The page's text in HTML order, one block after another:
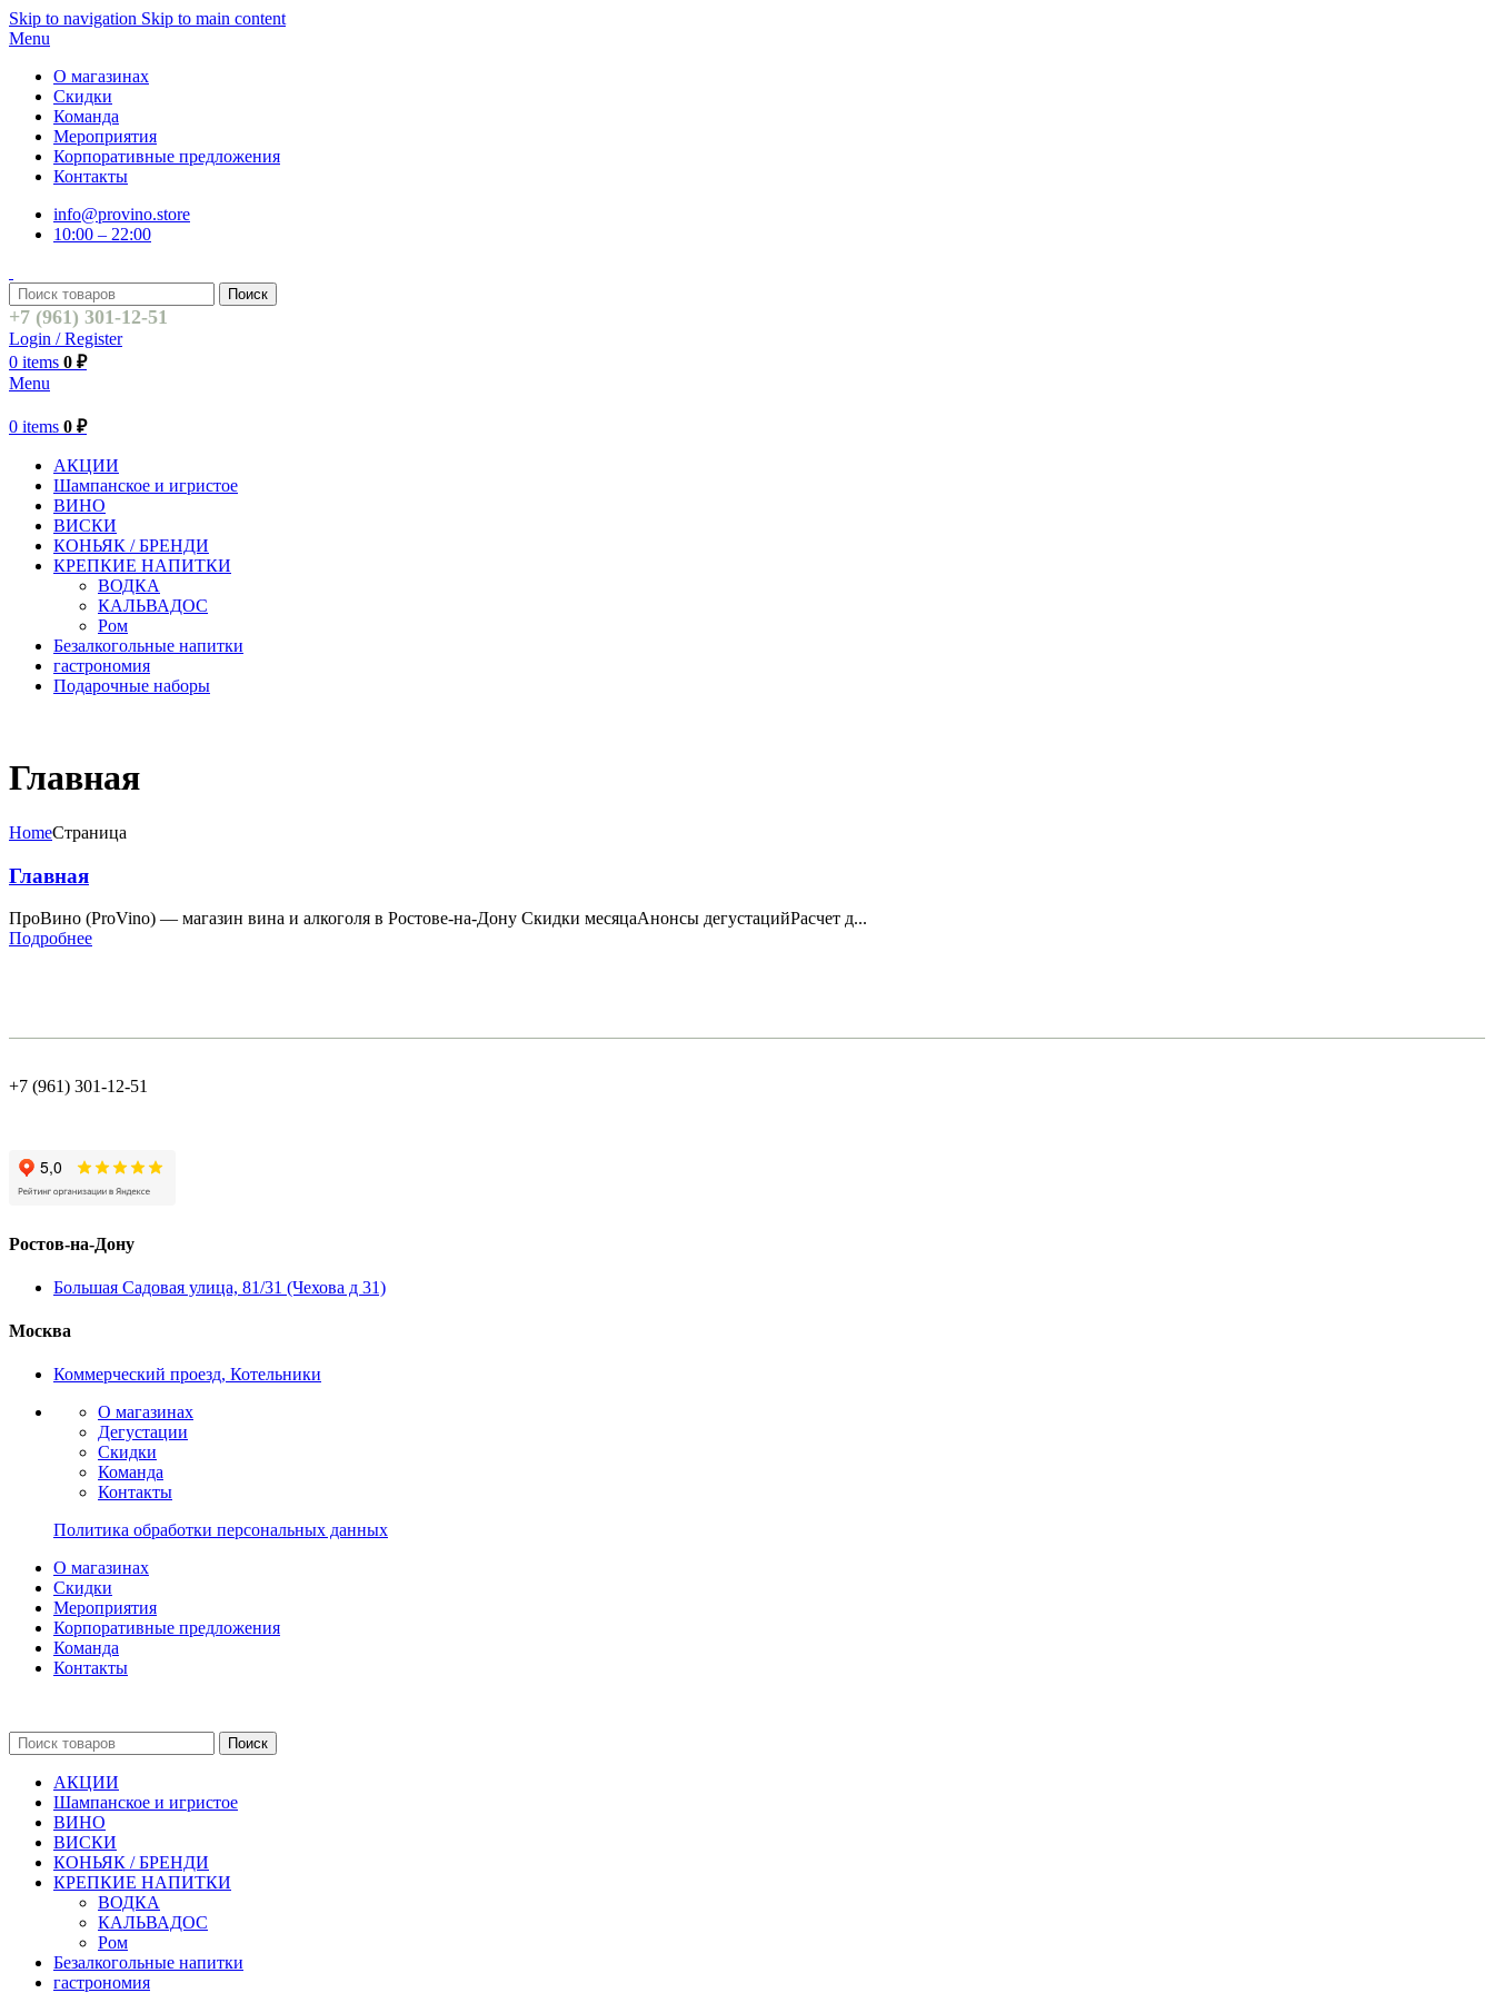
Skip to navigation Skip to main content
Menu
О магазинах
Скидки
Команда
Мероприятия
Корпоративные предложения
Контакты
info@provino.store
10:00 – 22:00
Поиск
+7 (961) 301-12-51
Login / Register
0 items 0 ₽
Menu
0 items 0 ₽
АКЦИИ
Шампанское и игристое
ВИНО
ВИСКИ
КОНЬЯК / БРЕНДИ
КРЕПКИЕ НАПИТКИ
ВОДКА
КАЛЬВАДОС
Ром
Безалкогольные напитки
гастрономия
Подарочные наборы
Главная
HomeСтраница
Главная
ПроВино (ProVino) — магазин вина и алкоголя в Ростове-на-Дону Скидки месяцаАнонсы дегустацийРасчет д...
Подробнее
+7 (961) 301-12-51
Ростов-на-Дону
Большая Садовая улица, 81/31 (Чехова д 31)
Москва
Коммерческий проезд, Котельники
О магазинах
Дегустации
Скидки
Команда
Контакты
Политика обработки персональных данных
О магазинах
Скидки
Мероприятия
Корпоративные предложения
Команда
Контакты
Поиск
АКЦИИ
Шампанское и игристое
ВИНО
ВИСКИ
КОНЬЯК / БРЕНДИ
КРЕПКИЕ НАПИТКИ
ВОДКА
КАЛЬВАДОС
Ром
Безалкогольные напитки
гастрономия